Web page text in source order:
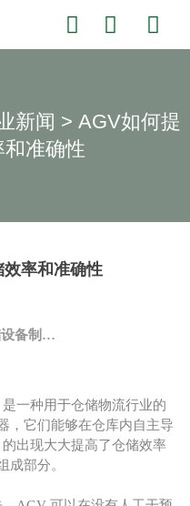
  
新闻 > AGV如何提
准确性
率和准确性
江苏正贸仓储设备制造有限公司
一种用于仓储物流行业的
，它们能够在仓库内自主导
出现大大提高了仓储效率
成部分。